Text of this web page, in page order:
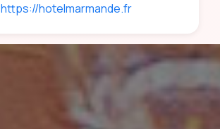
https://hotelmarmande.fr